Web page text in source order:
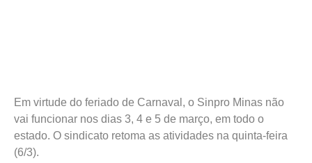
Em virtude do feriado de Carnaval, o Sinpro Minas não
vai funcionar nos dias 3, 4 e 5 de março, em todo o
estado. O sindicato retoma as atividades na quinta-feira
(6/3).